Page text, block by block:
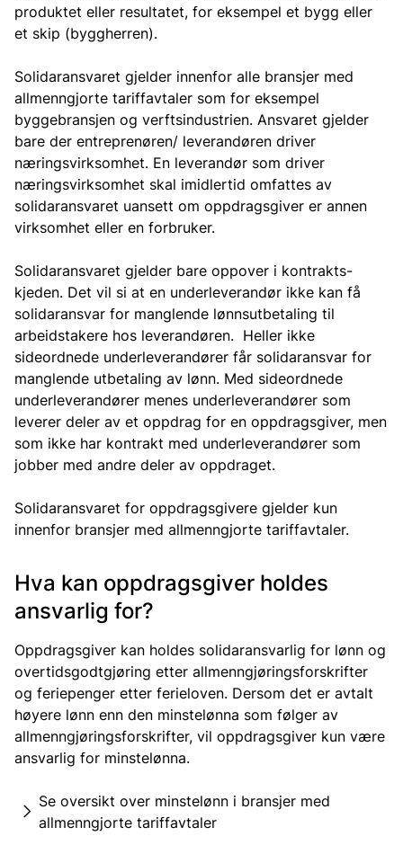
produktet eller resultatet, for eksempel et bygg eller
et skip (byggherren).
Solidaransvaret gjelder innenfor alle bransjer med
allmenngjorte tariffavtaler som for eksempel
byggebransjen og verftsindustrien. Ansvaret gjelder
bare der entreprenøren/ leverandøren driver
næringsvirksomhet. En leverandør som driver
næringsvirksomhet skal imidlertid omfattes av
solidaransvaret uansett om oppdragsgiver er annen
virksomhet eller en forbruker.
Solidaransvaret gjelder bare oppover i kontrakts-
kjeden. Det vil si at en underleverandør ikke kan få
solidaransvar for manglende lønnsutbetaling til
arbeidstakere hos leverandøren. Heller ikke
sideordnede underleverandører får solidaransvar for
manglende utbetaling av lønn. Med sideordnede
underleverandører menes underleverandører som
leverer deler av et oppdrag for en oppdragsgiver, men
som ikke har kontrakt med underleverandører som
jobber med andre deler av oppdraget.
Solidaransvaret for oppdragsgivere gjelder kun
innenfor bransjer med allmenngjorte tariffavtaler.
Hva kan oppdragsgiver holdes
ansvarlig for?
Oppdragsgiver kan holdes solidaransvarlig for lønn og
overtidsgodtgjøring etter allmenngjøringsforskrifter
og feriepenger etter ferieloven. Dersom det er avtalt
høyere lønn enn den minstelønna som følger av
allmenngjøringsforskrifter, vil oppdragsgiver kun være
ansvarlig for minstelønna.
Se oversikt over minstelønn i bransjer med
allmenngjorte tariffavtaler